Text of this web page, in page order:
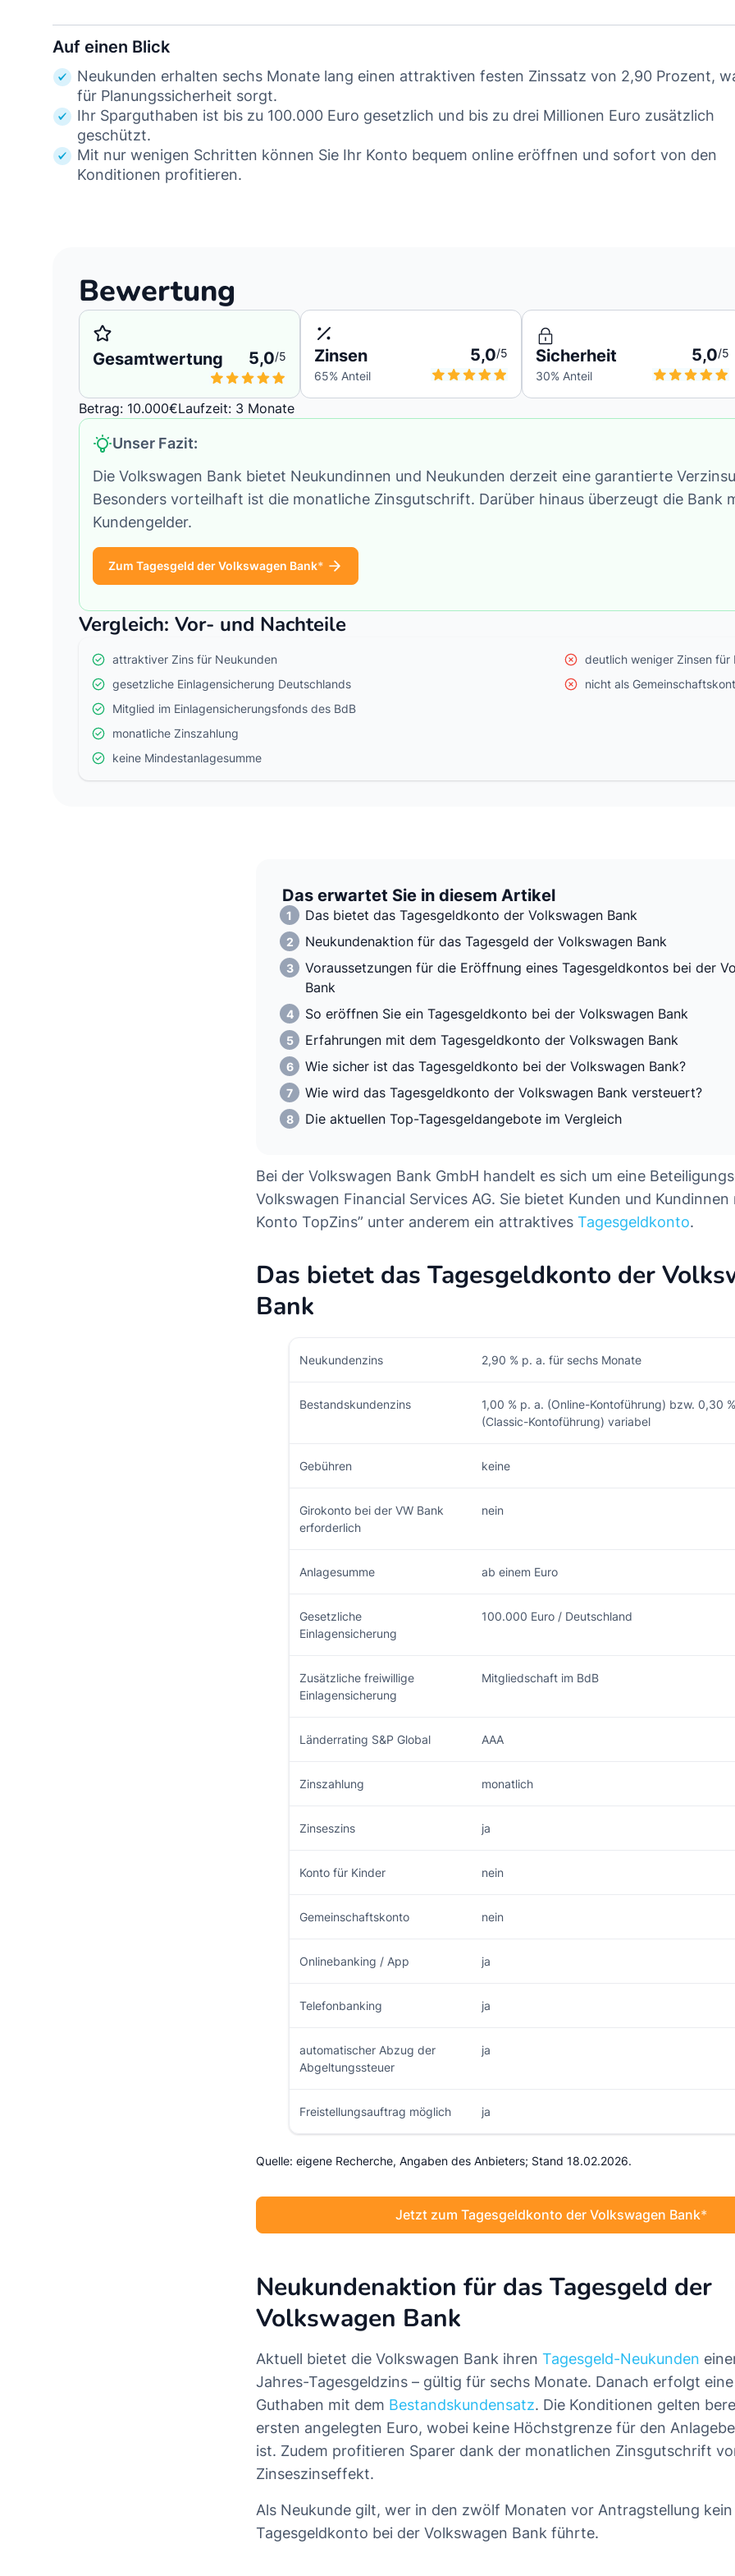
Auf einen Blick
Neukunden erhalten sechs Monate lang einen attraktiven festen Zinssatz von 2,90 Prozent,
für Planungssicherheit sorgt.
Ihr Sparguthaben ist bis zu 100.000 Euro gesetzlich und bis zu drei Millionen Euro zusätzlich
geschützt.
Mit nur wenigen Schritten können Sie Ihr Konto bequem online eröffnen und sofort von den
Konditionen profitieren.
Bewertung
Gesamtwertung 5,0/5 Zinsen 5,0/5
65% Anteil
Sicherheit 5,0/5
30% Anteil
Betrag: 10.000€Laufzeit: 3 Monate
Unser Fazit:
Die Volkswagen Bank bietet Neukundinnen und Neukunden derzeit eine garantierte
Besonders vorteilhaft ist die monatliche Zinsgutschrift. Darüber hinaus überzeugt die Bank
Kundengelder.
Zum Tagesgeld der Volkswagen Bank
Vergleich: Vor- und Nachteile
attraktiver Zins für Neukunden
gesetzliche Einlagensicherung Deutschlands
Mitglied im Einlagensicherungsfonds des BdB
monatliche Zinszahlung
keine Mindestanlagesumme
deutlich weniger Zinsen für
nicht als
Das erwartet Sie in diesem Artikel
Das bietet das Tagesgeldkonto der Volkswagen Bank
Neukundenaktion für das Tagesgeld der Volkswagen Bank
Voraussetzungen für die Eröffnung eines Tagesgeldkontos bei der
Bank
So eröffnen Sie ein Tagesgeldkonto bei der Volkswagen Bank
Erfahrungen mit dem Tagesgeldkonto der Volkswagen Bank
Wie sicher ist das Tagesgeldkonto bei der Volkswagen Bank?
Wie wird das Tagesgeldkonto der Volkswagen Bank versteuert?
Die aktuellen Top-Tagesgeldangebote im Vergleich
Bei der Volkswagen Bank GmbH handelt es sich um eine
Volkswagen Financial Services AG. Sie bietet Kunden und Kundinnen
Konto TopZins” unter anderem ein attraktives Tagesgeldkonto.
Das bietet das Tagesgeldkonto der
Bank
Neukundenzins 2,90 % p. a. für sechs Monate
Bestandskundenzins
1,00 % p. a. (Online-Kontoführung) bzw. 0,30
(Classic-Kontoführung) variabel
Gebühren keine
Girokonto bei der VW Bank
erforderlich
nein
Anlagesumme ab einem Euro
Gesetzliche
Einlagensicherung
100.000 Euro / Deutschland
Zusätzliche freiwillige
Einlagensicherung
Mitgliedschaft im BdB
Länderrating S&P Global AAA
Zinszahlung monatlich
Zinseszins ja
Konto für Kinder nein
Gemeinschaftskonto nein
Onlinebanking / App ja
Telefonbanking ja
automatischer Abzug der
Abgeltungssteuer
ja
Freistellungsauftrag möglich ja
Quelle: eigene Recherche, Angaben des Anbieters; Stand 18.02.2026.
Jetzt zum Tagesgeldkonto der Volkswagen Bank
Neukundenaktion für das Tagesgeld der
Volkswagen Bank
Aktuell bietet die Volkswagen Bank ihren Tagesgeld-Neukunden
Jahres-Tagesgeldzins – gültig für sechs Monate. Danach erfolgt
Guthaben mit dem Bestandskundensatz. Die Konditionen gelten
ersten angelegten Euro, wobei keine Höchstgrenze für den
ist. Zudem profitieren Sparer dank der monatlichen Zinsgutschrift
Zinseszinseffekt.
Als Neukunde gilt, wer in den zwölf Monaten vor Antragstellung kein
Tagesgeldkonto bei der Volkswagen Bank führte.